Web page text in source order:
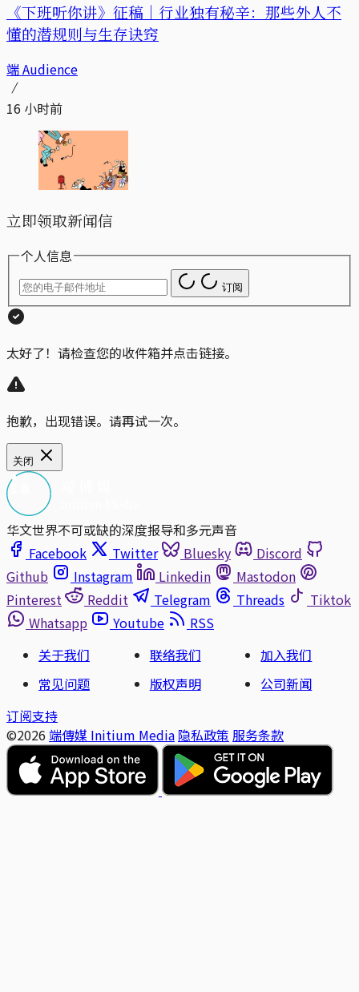
《下班听你讲》征稿｜行业独有秘辛：那些外人不
懂的潜规则与生存诀窍
端 Audience
16 小时前
立即领取新闻信
个人信息
订阅
太好了！请检查您的收件箱并点击链接。
抱歉，出现错误。请再试一次。
关闭
华文世界不可或缺的深度报导和多元声音
Facebook
Twitter Bluesky
Discord
Github
Instagram Linkedin
Mastodon
Pinterest
Reddit Telegram Threads
Tiktok
Whatsapp
Youtube
RSS
关于我们
联络我们
加入我们
常见问题
版权声明
公司新闻
订阅支持
©2026 端傳媒 Initium Media 隐私政策 服务条款